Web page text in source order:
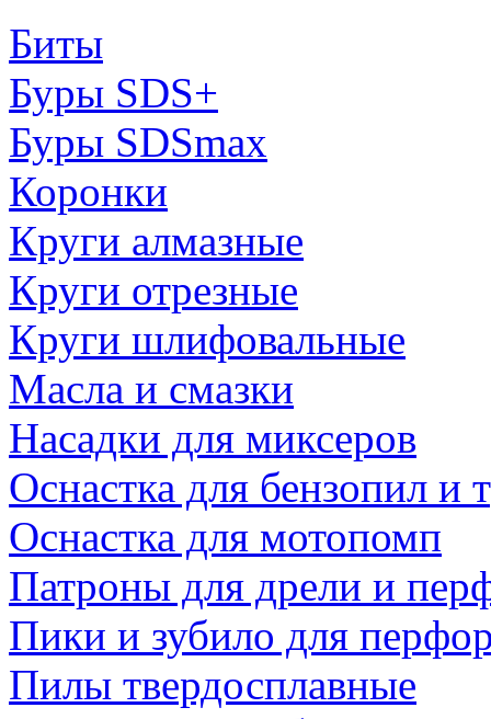
Биты
Буры SDS+
Буры SDSmax
Коронки
Круги алмазные
Круги отрезные
Круги шлифовальные
Масла и смазки
Насадки для миксеров
Оснастка для бензопил и
Оснастка для мотопомп
Патроны для дрели и
Пики и зубило для
Пилы твердосплавные